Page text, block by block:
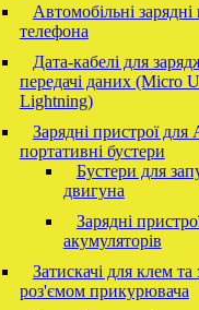
Автомобільні зарядні
телефона
Дата-кабелі для
передачі даних (Micro
Lightning)
Зарядні пристрої
портативні бустери
Бустери для
двигуна
Зарядні
акумуляторів
Затискачі для клем та
роз'ємом прикурювача